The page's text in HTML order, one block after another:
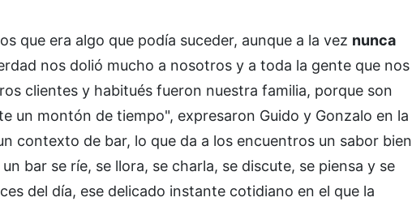
que era algo que podía suceder, aunque a la vez nunca
nos dolió mucho a nosotros y a toda la gente que nos
clientes y habitués fueron nuestra familia, porque son
un montón de tiempo", expresaron Guido y Gonzalo en la
contexto de bar, lo que da a los encuentros un sabor bien
bar se ríe, se llora, se charla, se discute, se piensa y se
del día, ese delicado instante cotidiano en el que la